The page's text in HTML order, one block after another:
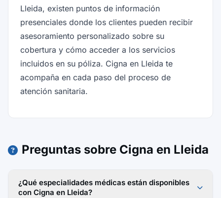
Lleida, existen puntos de información
presenciales donde los clientes pueden recibir
asesoramiento personalizado sobre su
cobertura y cómo acceder a los servicios
incluidos en su póliza. Cigna en Lleida te
acompaña en cada paso del proceso de
atención sanitaria.
Preguntas sobre Cigna en Lleida
¿Qué especialidades médicas están disponibles
con Cigna en Lleida?